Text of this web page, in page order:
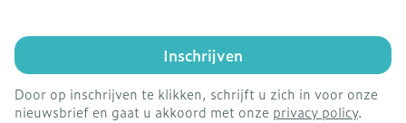
Inschrijven
Door op inschrijven te klikken, schrijft u zich in voor onze
nieuwsbrief en gaat u akkoord met onze privacy policy.